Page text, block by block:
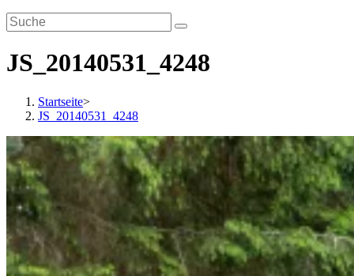
JS_20140531_4248
Startseite>
JS_20140531_4248